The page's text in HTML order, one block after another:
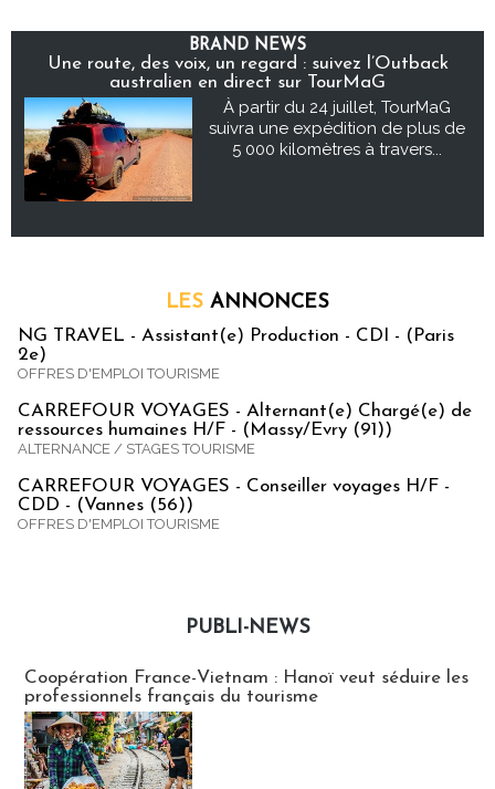
BRAND NEWS
Une route, des voix, un regard : suivez l’Outback
australien en direct sur TourMaG
À partir du 24 juillet, TourMaG
suivra une expédition de plus de
5 000 kilomètres à travers...
LES ANNONCES
NG TRAVEL - Assistant(e) Production - CDI - (Paris
2e)
OFFRES D'EMPLOI TOURISME
CARREFOUR VOYAGES - Alternant(e) Chargé(e) de
ressources humaines H/F - (Massy/Evry (91))
ALTERNANCE / STAGES TOURISME
CARREFOUR VOYAGES - Conseiller voyages H/F -
CDD - (Vannes (56))
OFFRES D'EMPLOI TOURISME
PUBLI-NEWS
Coopération France-Vietnam : Hanoï veut séduire les
professionnels français du tourisme